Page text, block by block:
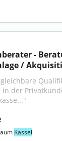
-
/
Kassel